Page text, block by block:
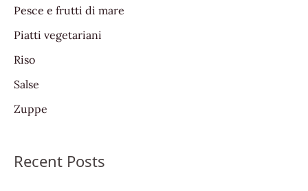
:Pesce e frutti di mare
Piatti vegetariani
Riso
Salse
Zuppe
Recent Posts